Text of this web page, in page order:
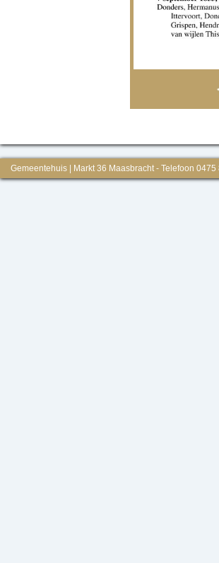
Gemeentehuis | Markt 36 Maasbracht - Telefoon 0475